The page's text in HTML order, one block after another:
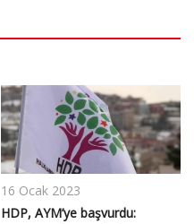
16 Ocak 2023
HDP, AYM’ye başvurdu: